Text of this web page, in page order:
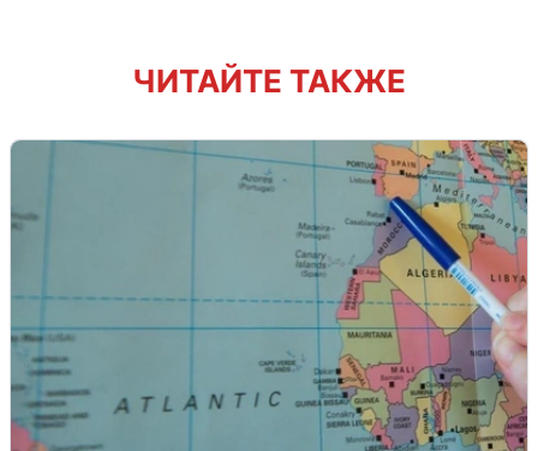
ЧИТАЙТЕ ТАКЖЕ